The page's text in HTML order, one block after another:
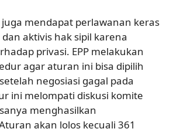
mendapat perlawanan keras
aktivis hak sipil karena
privasi. EPP melakukan
agar aturan ini bisa dipilih
negosiasi gagal pada
ini melompati diskusi komite
menghasilkan
akan lolos kecuali 361